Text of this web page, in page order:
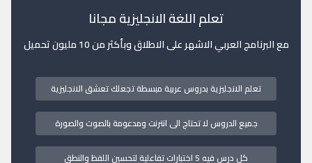
تعلم اللغة الانجليزية مجانا
مع البرنامج العربي الاشهر على الاطلاق وبأكثر من 10 مليون تحميل
تعلم الانجليزية بدروس عربية مبسطة تجعلك تعشق الانجليزية
جميع الدروس لا تحتاج الى انترنت ومدعومة بالصوت والصورة
كل درس فيه 5 اختبارات تفاعلية لتحسين اللفظ والنطق